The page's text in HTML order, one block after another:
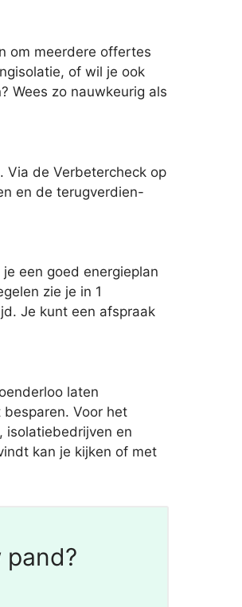
om meerdere offertes
of wil je ook
Wees zo nauwkeurig als
Via de Verbetercheck op
en de terugverdien-
een goed energieplan
zie je in 1
Je kunt een afspraak
laten
Voor het
isolatiebedrijven en
kan je kijken of met
pand?